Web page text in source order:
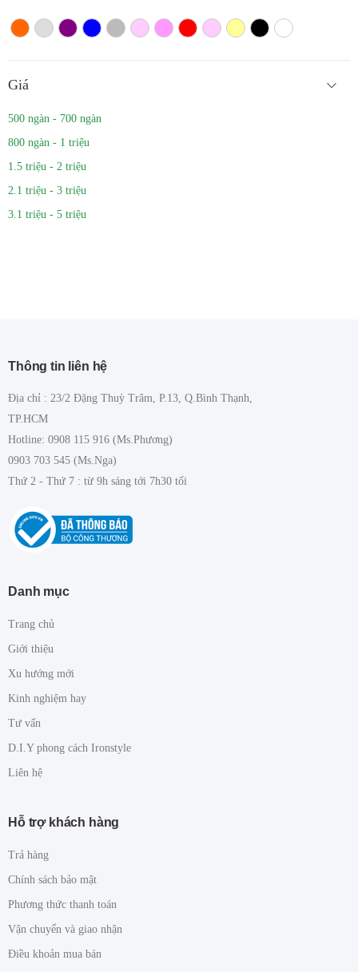
Màu camTrắng màu
Tím Xanh Xám Hồng nhạtHồng đậm
Đỏ HồngVàngMàu đenTrắng
Giá
500 ngàn - 700 ngàn
800 ngàn - 1 triệu
1.5 triệu - 2 triệu
2.1 triệu - 3 triệu
3.1 triệu - 5 triệu
Thông tin liên hệ
Địa chỉ : 23/2 Đặng Thuỳ Trâm, P.13, Q.Bình Thạnh,
TP.HCM
Hotline: 0908 115 916 (Ms.Phương)
0903 703 545 (Ms.Nga)
Thứ 2 - Thứ 7 : từ 9h sáng tới 7h30 tối
Danh mục
Trang chủ
Giới thiệu
Xu hướng mới
Kinh nghiệm hay
Tư vấn
D.I.Y phong cách Ironstyle
Liên hệ
Hỗ trợ khách hàng
Trả hàng
Chính sách bảo mật
Phương thức thanh toán
Vận chuyển và giao nhận
Điều khoản mua bán